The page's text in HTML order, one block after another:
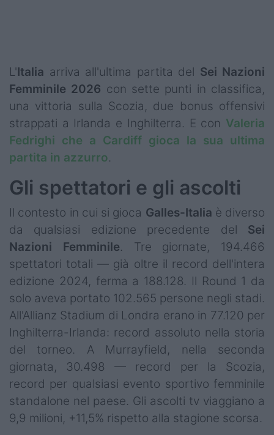
Shop
L'Italia arriva all'ultima partita del Sei Nazioni
Femminile 2026 con sette punti in classifica,
una vittoria sulla Scozia, due bonus offensivi
strappati a Irlanda e Inghilterra. E con Valeria
Fedrighi che a Cardiff gioca la sua ultima
partita in azzurro.
Gli spettatori e gli ascolti
Il contesto in cui si gioca Galles-Italia è diverso
da qualsiasi edizione precedente del Sei
Nazioni Femminile. Tre giornate, 194.466
spettatori totali — già oltre il record dell'intera
edizione 2024, ferma a 188.128. Il Round 1 da
solo aveva portato 102.565 persone negli stadi.
All'Allianz Stadium di Londra erano in 77.120 per
Inghilterra-Irlanda: record assoluto nella storia
del torneo. A Murrayfield, nella seconda
giornata, 30.498 — record per la Scozia,
record per qualsiasi evento sportivo femminile
standalone nel paese. Gli ascolti tv viaggiano a
9,9 milioni, +11,5% rispetto alla stagione scorsa.